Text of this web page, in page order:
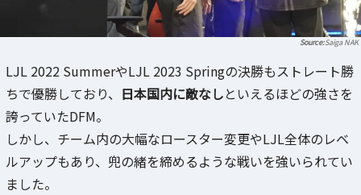
Saiga NAK
LJL 2022 SummerやLJL 2023 Springの決勝もストレート勝
ちで優勝しており、 日本国内に敵なしといえるほどの強さを
誇っていたDFM。
しかし、チーム内の大幅なロースター変更やLJL全体のレベ
ルアップもあり、兜の緒を締めるような戦いを強いられてい
ました。